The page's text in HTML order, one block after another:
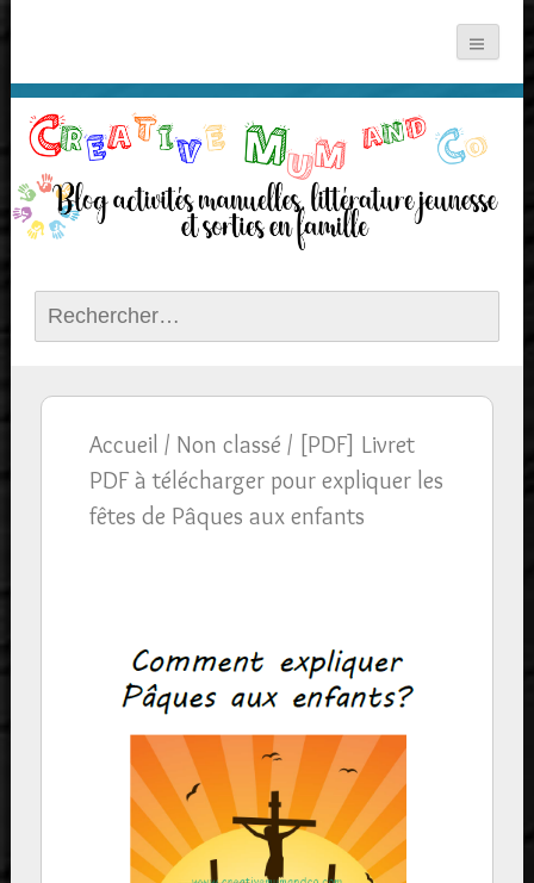
Rechercher :
Accueil / Non classé / [PDF] Livret
PDF à télécharger pour expliquer les
fêtes de Pâques aux enfants